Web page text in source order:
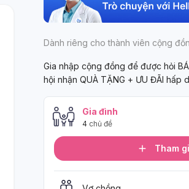
Dành riêng cho thành viên cộng
Gia nhập cộng đồng để được hỏi
hội nhận QUÀ TẶNG + ƯU ĐÃI hấp
Gia đình
4 chủ đề
Tham